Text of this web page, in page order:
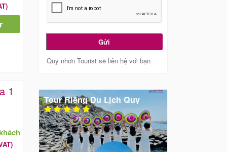
1
Gửi
Quy nhơn Tourist sẽ liên hệ với bạn
Lịch Quy
Lai Của Quy
Rất Xuất Sắc!
Mãi
Một Bữa Tiệc Sinh Nhật Bất
Ngờ Tại Cồn Chim Quy Nhơn
Đã Làm Chuyến Đi Thêm Thú
Vị